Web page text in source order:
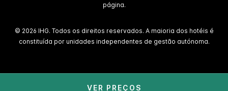
VER PREÇOS
página.
© 2026 IHG. Todos os direitos reservados. A maioria dos hotéis é
constituída por unidades independentes de gestão autónoma.